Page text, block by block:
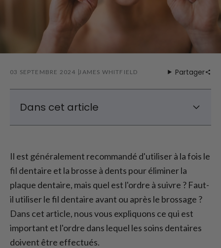
03 SEPTEMBRE 2024 JAMES WHITFIELD Partager
Dans cet article
Par où commencer ? Le fil dentaire ou le
brossage d'abord - le fil dentaire avant ou
après le brossage ?
Quand utiliser le fil dentaire après le
brossage ?
Faut-il utiliser du fil dentaire tous les jours ?
Dans quel ordre se brosser les dents ?
Il est généralement recommandé d'utiliser à la fois le
fil dentaire et la brosse à dents pour éliminer la
plaque dentaire, mais quel est l'ordre à suivre ? Faut-
il utiliser le fil dentaire avant ou après le brossage ?
Dans cet article, nous vous expliquons ce qui est
important et l'ordre dans lequel les soins dentaires
doivent être effectués.